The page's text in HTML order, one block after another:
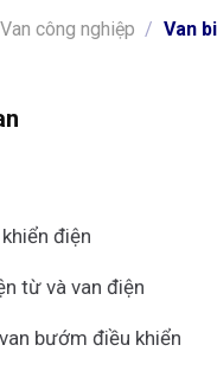
công nghiệp / Van
điện
từ và van điện
bướm điều khiển